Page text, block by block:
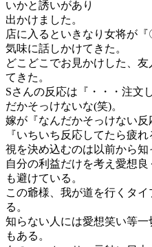
いかと誘いがあり
出かけました。
店に入るといきなり女将が
気味に話しかけてきた。
どこどこでお見かけした、
てきた。
Sさんの反応は『・・・注文
だかそっけないな(笑)。
嫁が『なんだかそっけない反
『いちいち反応してたら疲
視を決め込むのは以前から知
自分の利益だけを考え愛想
も避けている。
この爺様、我が道を行くタ
る。
知らない人には愛想笑い等
もある。